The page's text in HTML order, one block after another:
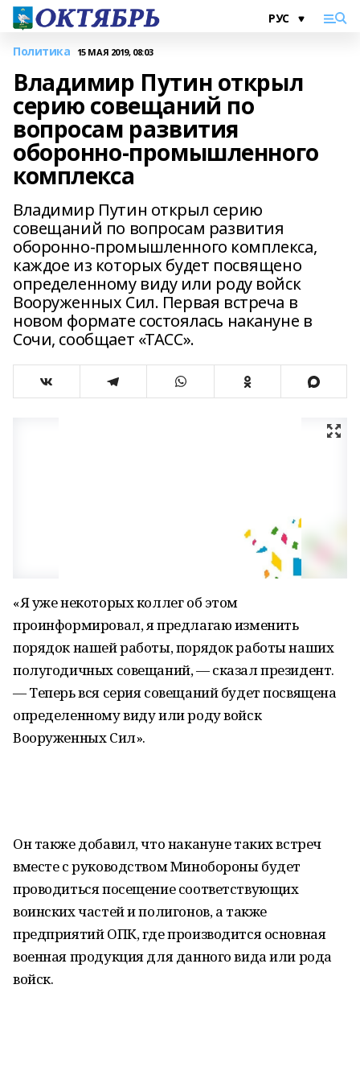
Политика 15 МАЯ 2019, 08:03
Владимир Путин открыл
серию совещаний по
вопросам развития
оборонно-промышленного
комплекса
Владимир Путин открыл серию
совещаний по вопросам развития
оборонно-промышленного комплекса,
каждое из которых будет посвящено
определенному виду или роду войск
Вооруженных Сил. Первая встреча в
новом формате состоялась накануне в
Сочи, сообщает «ТАСС».
«Я уже некоторых коллег об этом
проинформировал, я предлагаю изменить
порядок нашей работы, порядок работы наших
полугодичных совещаний, — сказал президент.
— Теперь вся серия совещаний будет посвящена
определенному виду или роду войск
Вооруженных Сил».
Он также добавил, что накануне таких встреч
вместе с руководством Минобороны будет
проводиться посещение соответствующих
воинских частей и полигонов, а также
предприятий ОПК, где производится основная
военная продукция для данного вида или рода
войск.